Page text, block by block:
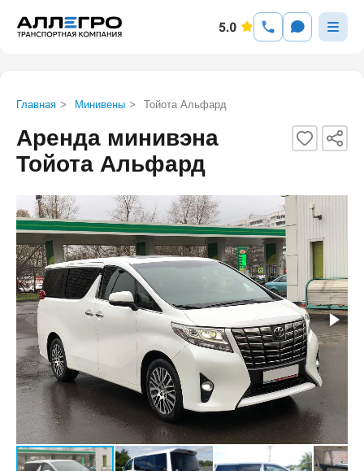
Главная > Минивены > Тойота Альфард
Аренда минивэна
Тойота Альфард